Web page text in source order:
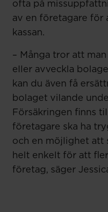
ofta på
av en företagare för
kassan.
– Många tror att
eller avveckla
kan du även få
bolaget vilande
Försäkringen finns
företagare ska ha
och en möjlighet att
helt enkelt för att
företag, säger